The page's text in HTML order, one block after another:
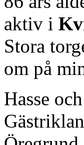
aktiv i
Stora
om på
Hasse